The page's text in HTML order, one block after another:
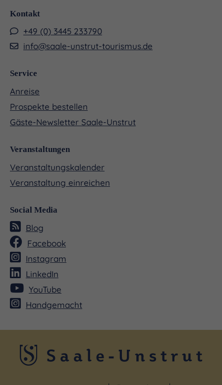
Kontakt
+49 (0) 3445 233790
info@saale-unstrut-tourismus.de
Service
Anreise
Prospekte bestellen
Gäste-Newsletter Saale-Unstrut
Veranstaltungen
Veranstaltungskalender
Veranstaltung einreichen
Social Media
Blog
Facebook
Instagram
LinkedIn
YouTube
Handgemacht